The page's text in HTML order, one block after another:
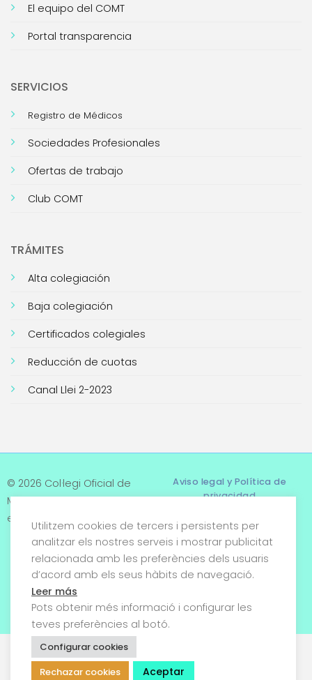
El equipo del COMT
Portal transparencia
SERVICIOS
Registro de Médicos
Sociedades Profesionales
Ofertas de trabajo
Club COMT
TRÁMITES
Alta colegiación
Baja colegiación
Certificados colegiales
Reducción de cuotas
Canal Llei 2-2023
© 2026 Col·legi Oficial de
Metges de Tarragona. Tots
els drets reservats
Aviso legal y Política de
privacidad
Términos y condiciones
Política de cookies
Utilitzem cookies de tercers i persistents per
analitzar els nostres serveis i mostrar publicitat
relacionada amb les preferències dels usuaris
d’acord amb els seus hàbits de navegació.
Leer más
Pots obtenir més informació i configurar les
teves preferències al botó.
Configurar cookies
Rechazar cookies
Aceptar